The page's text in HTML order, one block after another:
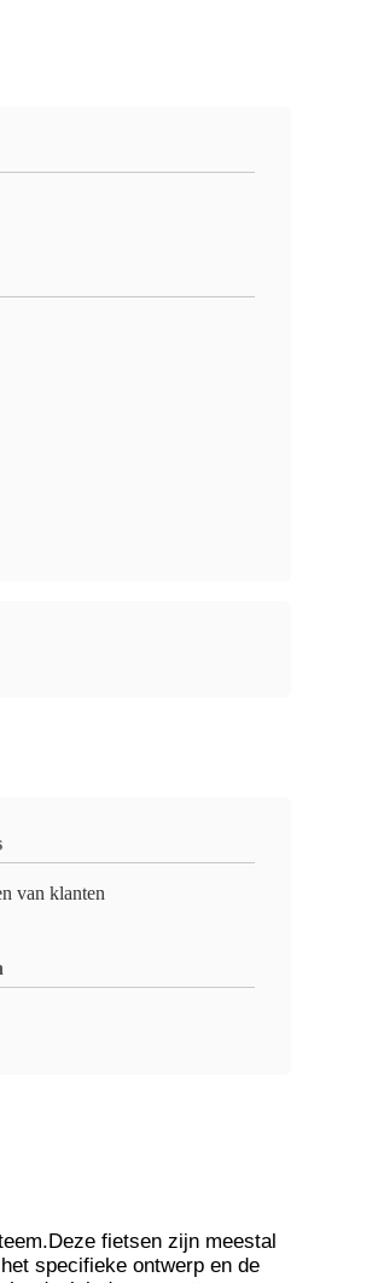
van klanten
fietsen zijn meestal
specifieke ontwerp en de